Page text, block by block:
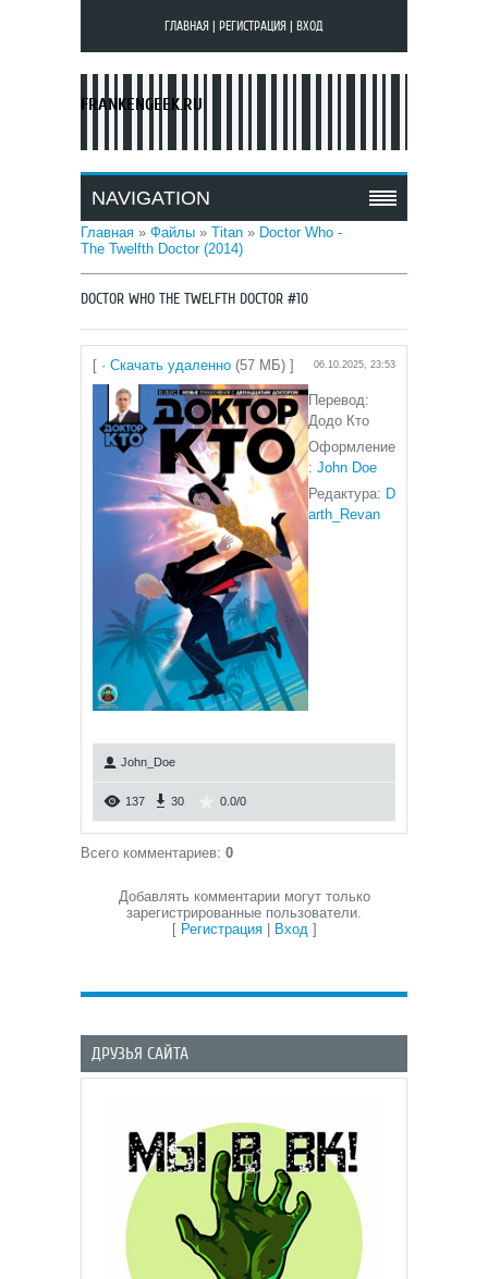
ГЛАВНАЯ РЕГИСТРАЦИЯ ВХОД
FRANKENGEEK.RU
NAVIGATION
Главная » Файлы » Titan » Doctor Who -
The Twelfth Doctor (2014)
DOCTOR WHO THE TWELFTH DOCTOR #10
[ · Скачать удаленно (57 МБ) ] 06.10.2025, 23:53
Перевод:
Додо Кто
Оформление
: John Doe
Редактура: D
arth_Revan
John_Doe
137 30 0.0/0
Всего комментариев: 0
Добавлять комментарии могут только
зарегистрированные пользователи.
[ Регистрация| Вход]
ДРУЗЬЯ САЙТА